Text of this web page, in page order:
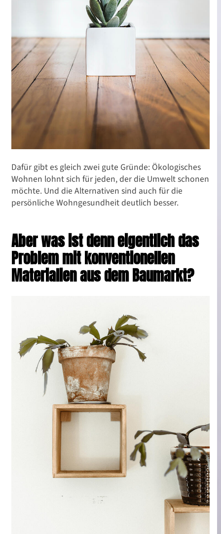
Dafür gibt es gleich zwei gute Gründe: Ökologisches
Wohnen lohnt sich für jeden, der die Umwelt schonen
möchte. Und die Alternativen sind auch für die
persönliche Wohngesundheit deutlich besser.
Aber was ist denn eigentlich das
Problem mit konventionellen
Materialien aus dem Baumarkt?